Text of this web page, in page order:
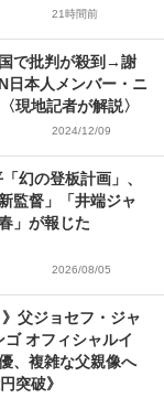
21時間前
で批判が殺到→謝
日本人メンバー・ニ
現地記者が解説〉
2024/12/09
幻の登板計画」、
監督」「井端ジャ
」が報じた
2026/08/05
父ジョセフ・ジャ
オフィシャルイ
、複雑な父親像へ
突破》